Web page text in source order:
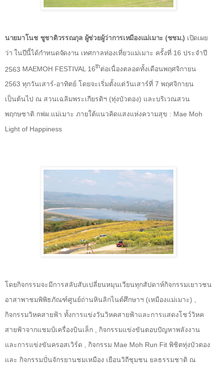
นายมาโนช ชูชาติวรรณกุล ผู้ช่วยผู้ว่าการเหมืองแม่เมาะ (ชชม.) เปิดเผย
ว่า ในปีนี้ได้กำหนดจัดงาน เทศกาลท่องเที่ยวแม่เมาะ ครั้งที่ 16 ประจำปี
2563 MAEMOH FESTIVAL 16thต่อเนื่องตลอดทั้งเดือนพฤศจิกายน
2563 ทุกวันเสาร์-อาทิตย์ โดยจะเริ่มตั้งแต่วันเสาร์ที่ 7 พฤศจิกายน
เป็นต้นไป ณ สวนเฉลิมพระเกียรติฯ (ทุ่งบัวตอง) และบริเวณสวน
พฤกษชาติ กฟผ.แม่เมาะ ภายใต้แนวคิดแสงแห่งความสุข : Mae Moh
Light of Happiness
โดยกิจกรรมจะมีการสลับสับเปลี่ยนหมุนเวียนทุกสัปดาห์กิจกรรมเยาวชน
อาสาพาชมพิพิธภัณฑ์ศูนย์ถ่านหินลิกไนต์ศึกษาฯ (เหมืองแม่เมาะ) ,
กิจกรรมวิหคสายฟ้า ทั้งการแข่งวันวิหคสายฟ้าและการแสดงโชว์วิหค
สายฟ้าจากแชมป์เครื่องบินเล็ก , กิจกรรมแข่งขันตอบปัญหาพลังงาน
และการแข่งขันครอสเวิร์ด , กิจกรรม Mae Moh Run Fit พิชิตทุ่งบัวตอง
และ กิจกรรมปั่นจักรยานชมเหมือง เยือนวิถีชุมชน ยลธรรมชาติ ณ